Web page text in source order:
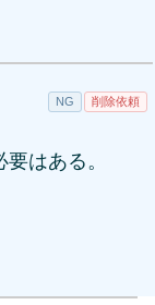
NG 削除依頼
はある。